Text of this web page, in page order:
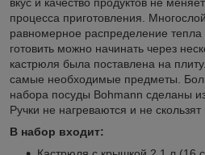
процесса приготовления.
равномерное распределение
готовить можно начинать через
кастрюля была поставлена на
самые необходимые предметы.
набора посуды Bohmann сделаны
Ручки не нагреваются и не скользят
В набор входит: